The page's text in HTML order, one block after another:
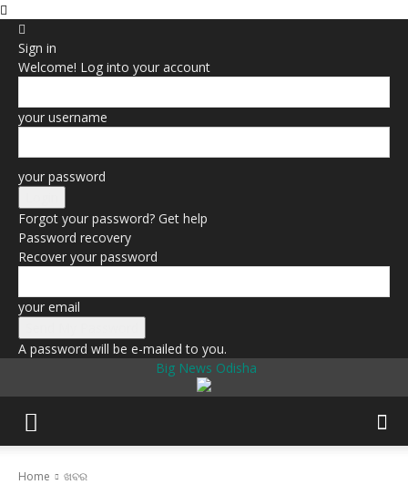
Sign in
Welcome! Log into your account
your username
your password
Forgot your password? Get help
Password recovery
Recover your password
your email
A password will be e-mailed to you.
Big News Odisha
Home ଖବର